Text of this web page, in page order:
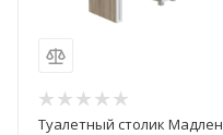
Туалетный столик Мадлен